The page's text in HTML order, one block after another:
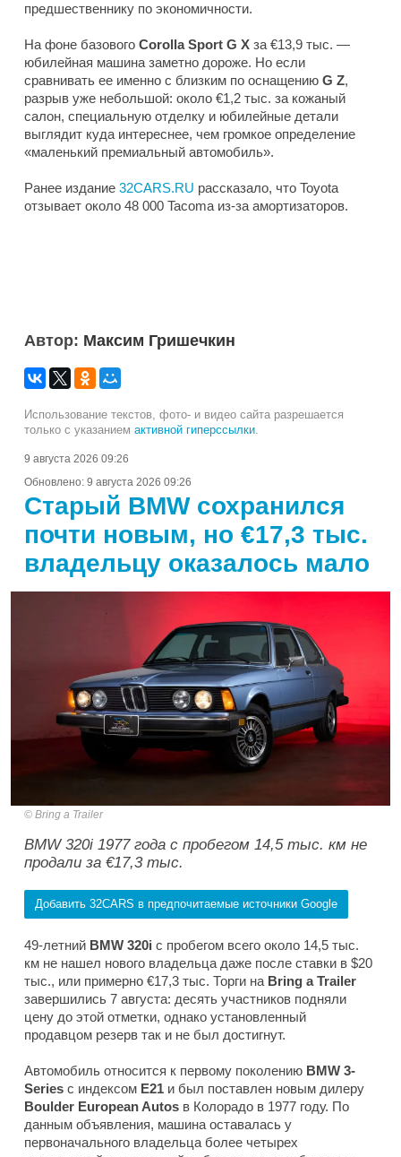
предшественнику по экономичности.
На фоне базового Corolla Sport G X за €13,9 тыс. —
юбилейная машина заметно дороже. Но если
сравнивать ее именно с близким по оснащению G Z,
разрыв уже небольшой: около €1,2 тыс. за кожаный
салон, специальную отделку и юбилейные детали
выглядит куда интереснее, чем громкое определение
«маленький премиальный автомобиль».
Ранее издание 32CARS.RU рассказало, что Toyota
отзывает около 48 000 Tacoma из-за амортизаторов.
Автор: Максим Гришечкин
Использование текстов, фото- и видео сайта разрешается
только с указанием активной гиперссылки.
9 августа 2026 09:26
Обновлено: 9 августа 2026 09:26
Старый BMW сохранился
почти новым, но €17,3 тыс.
владельцу оказалось мало
Bring a Trailer
BMW 320i 1977 года с пробегом 14,5 тыс. км не
продали за €17,3 тыс.
Добавить 32CARS в предпочитаемые источники Google
49-летний BMW 320i с пробегом всего около 14,5 тыс.
км не нашел нового владельца даже после ставки в $20
тыс., или примерно €17,3 тыс. Торги на Bring a Trailer
завершились 7 августа: десять участников подняли
цену до этой отметки, однако установленный
продавцом резерв так и не был достигнут.
Автомобиль относится к первому поколению BMW 3-
Series с индексом E21 и был поставлен новым дилеру
Boulder European Autos в Колорадо в 1977 году. По
данным объявления, машина оставалась у
первоначального владельца более четырех